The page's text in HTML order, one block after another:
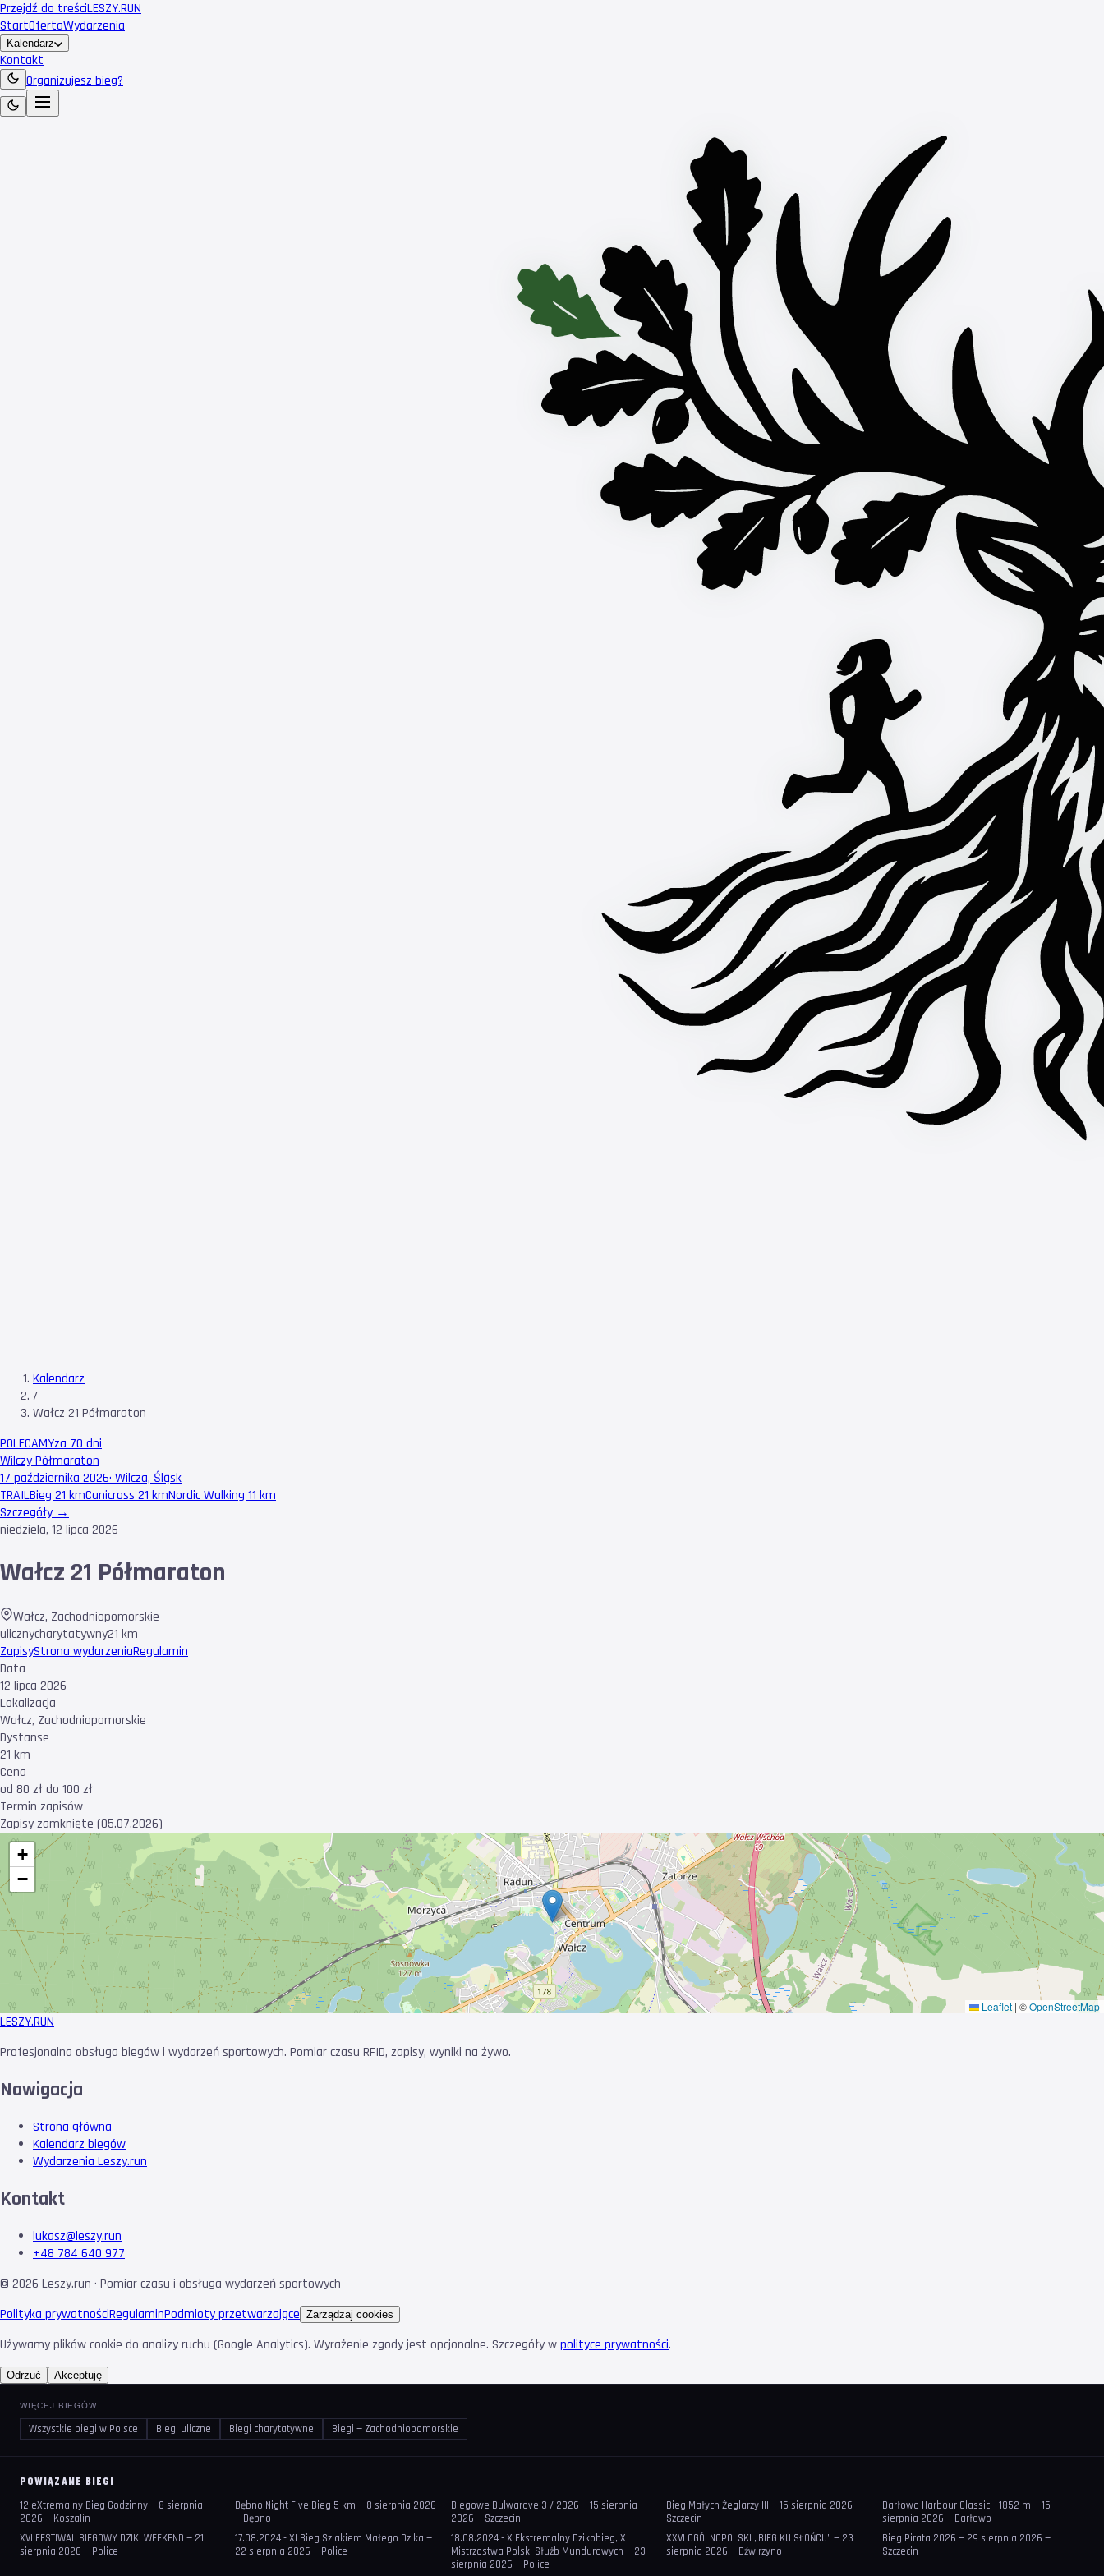
Przejdź do treściLESZY.RUN
StartOfertaWydarzenia
Kalendarz
Kontakt
Organizujesz bieg?
Kalendarz
/
Wałcz 21 Półmaraton
POLECAMYza 70 dni
Wilczy Półmaraton
17 października 2026· Wilcza, Śląsk
TRAILBieg 21 kmCanicross 21 kmNordic Walking 11 km
Szczegóły →
niedziela, 12 lipca 2026
Wałcz 21 Półmaraton
Wałcz, Zachodniopomorskie
ulicznycharytatywny21 km
ZapisyStrona wydarzeniaRegulamin
Data
12 lipca 2026
Lokalizacja
Wałcz, Zachodniopomorskie
Dystanse
21 km
Cena
od 80 zł do 100 zł
Termin zapisów
Zapisy zamknięte (05.07.2026)
+
−
Leaflet | ©OpenStreetMap
LESZY.RUN
Profesjonalna obsługa biegów i wydarzeń sportowych. Pomiar czasu RFID, zapisy, wyniki na żywo.
Nawigacja
Strona główna
Kalendarz biegów
Wydarzenia Leszy.run
Kontakt
lukasz@leszy.run
+48 784 640 977
© 2026 Leszy.run · Pomiar czasu i obsługa wydarzeń sportowych
Polityka prywatnościRegulaminPodmioty przetwarzające Zarządzaj cookies
Używamy plików cookie do analizy ruchu (Google Analytics). Wyrażenie zgody jest opcjonalne. Szczegóły wpolityce prywatności.
Odrzuć Akceptuję
WIĘCEJ BIEGÓW
Wszystkie biegi w Polsce Biegi uliczne Biegi charytatywne Biegi — Zachodniopomorskie
POWIĄZANE BIEGI
12 eXtremalny Bieg Godzinny — 8 sierpnia
2026 — Koszalin
Dębno Night Five Bieg 5 km — 8 sierpnia 2026
— Dębno
Biegowe Bulwarove 3 / 2026 — 15 sierpnia
2026 — Szczecin
Bieg Małych Żeglarzy III — 15 sierpnia 2026 —
Szczecin
Darłowo Harbour Classic – 1852 m — 15
sierpnia 2026 — Darłowo
XVI FESTIWAL BIEGOWY DZIKI WEEKEND — 21
sierpnia 2026 — Police
17.08.2024 - XI Bieg Szlakiem Małego Dzika —
22 sierpnia 2026 — Police
18.08.2024 - X Ekstremalny Dzikobieg, X
Mistrzostwa Polski Służb Mundurowych — 23
sierpnia 2026 — Police
XXVI OGÓLNOPOLSKI „BIEG KU SŁOŃCU” — 23
sierpnia 2026 — Dźwirzyno
Bieg Pirata 2026 — 29 sierpnia 2026 —
Szczecin